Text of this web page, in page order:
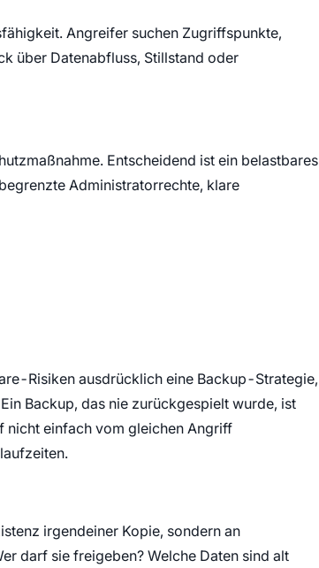
Angreifer suchen Zugriffspunkte,
über Datenabfluss, Stillstand oder
Entscheidend ist ein belastbares
Administratorrechte, klare
Risiken ausdrücklich eine Backup-Strategie,
Backup, das nie zurückgespielt wurde, ist
nicht einfach vom gleichen Angriff
irgendeiner Kopie, sondern an
darf sie freigeben? Welche Daten sind alt